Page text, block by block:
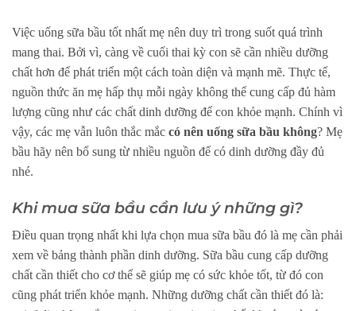
Việc uống sữa bầu tốt nhất mẹ nên duy trì trong suốt quá trình
mang thai. Bởi vì, càng về cuối thai kỳ con sẽ cần nhiều dưỡng
chất hơn để phát triển một cách toàn diện và mạnh mẽ. Thực tế,
nguồn thức ăn mẹ hấp thụ mỗi ngày không thể cung cấp đủ hàm
lượng cũng như các chất dinh dưỡng để con khỏe mạnh. Chính vì
vậy, các mẹ vẫn luôn thắc mắc có nên uống sữa bầu không? Mẹ
bầu hãy nên bổ sung từ nhiều nguồn để có dinh dưỡng đầy đủ
nhé.
Khi mua sữa bầu cần lưu ý những gì?
Điều quan trọng nhất khi lựa chọn mua sữa bầu đó là mẹ cần phải
xem về bảng thành phần dinh dưỡng. Sữa bầu cung cấp dưỡng
chất cần thiết cho cơ thể sẽ giúp mẹ có sức khỏe tốt, từ đó con
cũng phát triển khỏe mạnh. Những dưỡng chất cần thiết đó là: